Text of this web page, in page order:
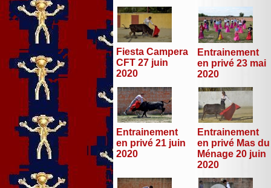
Fiesta Campera
CFT 27 juin
2020
Entrainement
en privé 23 mai
2020
Entrainement
en privé 21 juin
2020
Entrainement
en privé Mas du
Ménage 20 juin
2020